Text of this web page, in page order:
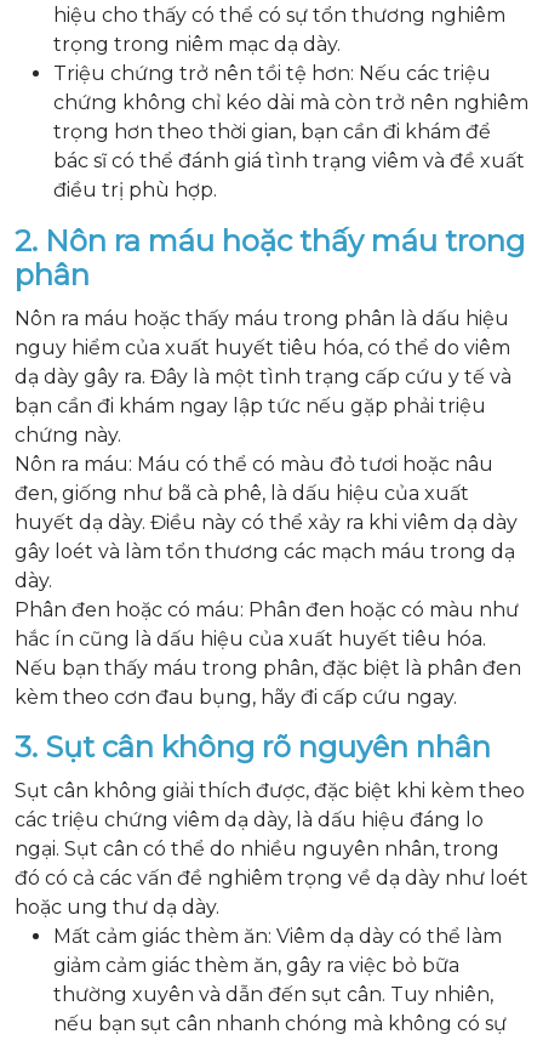
hiệu cho thấy có thể có sự tổn thương nghiêm
trọng trong niêm mạc dạ dày.
Triệu chứng trở nên tồi tệ hơn: Nếu các triệu
chứng không chỉ kéo dài mà còn trở nên nghiêm
trọng hơn theo thời gian, bạn cần đi khám để
bác sĩ có thể đánh giá tình trạng viêm và đề xuất
điều trị phù hợp.
2. Nôn ra máu hoặc thấy máu trong
phân
Nôn ra máu hoặc thấy máu trong phân là dấu hiệu
nguy hiểm của xuất huyết tiêu hóa, có thể do viêm
dạ dày gây ra. Đây là một tình trạng cấp cứu y tế và
bạn cần đi khám ngay lập tức nếu gặp phải triệu
chứng này.
Nôn ra máu: Máu có thể có màu đỏ tươi hoặc nâu
đen, giống như bã cà phê, là dấu hiệu của xuất
huyết dạ dày. Điều này có thể xảy ra khi viêm dạ dày
gây loét và làm tổn thương các mạch máu trong dạ
dày.
Phân đen hoặc có máu: Phân đen hoặc có màu như
hắc ín cũng là dấu hiệu của xuất huyết tiêu hóa.
Nếu bạn thấy máu trong phân, đặc biệt là phân đen
kèm theo cơn đau bụng, hãy đi cấp cứu ngay.
3. Sụt cân không rõ nguyên nhân
Sụt cân không giải thích được, đặc biệt khi kèm theo
các triệu chứng viêm dạ dày, là dấu hiệu đáng lo
ngại. Sụt cân có thể do nhiều nguyên nhân, trong
đó có cả các vấn đề nghiêm trọng về dạ dày như loét
hoặc ung thư dạ dày.
Mất cảm giác thèm ăn: Viêm dạ dày có thể làm
giảm cảm giác thèm ăn, gây ra việc bỏ bữa
thường xuyên và dẫn đến sụt cân. Tuy nhiên,
nếu bạn sụt cân nhanh chóng mà không có sự